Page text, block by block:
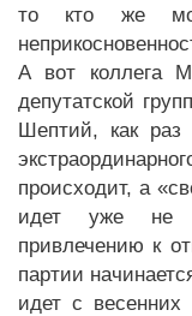
то кто же
А вот коллега
депутатской
Шептий, как раз
происходит, а
идет уже не
привлечению к
партии
идет с